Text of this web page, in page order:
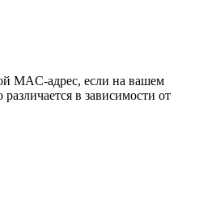
MAC-адрес, если на вашем
в зависимости от